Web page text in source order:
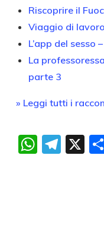
Riscoprire il
Viaggio di
L’app del sesso
La
parte 3
» Leggi tutti i
X